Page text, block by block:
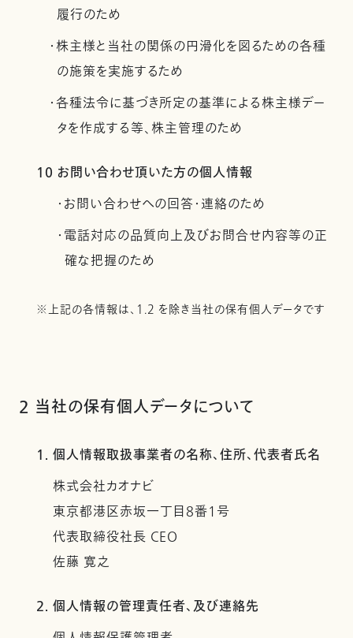
履行のため
・株主様と当社の関係の円滑化を図るための各種
の施策を実施するため
・各種法令に基づき所定の基準による株主様デー
タを作成する等、株主管理のため
10 お問い合わせ頂いた方の個人情報
・お問い合わせへの回答・連絡のため
・電話対応の品質向上及びお問合せ内容等の正
確な把握のため
※上記の各情報は、1.2 を除き当社の保有個人データです
2 当社の保有個人データについて
1. 個人情報取扱事業者の名称、住所、代表者氏名
株式会社カオナビ
東京都港区赤坂一丁目8番1号
代表取締役社長 CEO
佐藤 寛之
2. 個人情報の管理責任者、及び連絡先